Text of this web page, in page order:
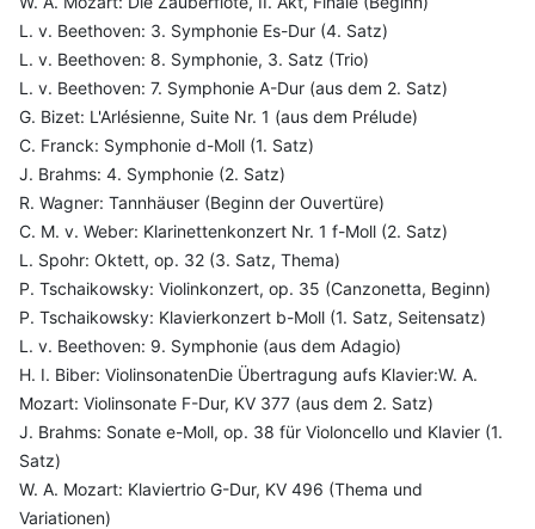
L. v. Beethoven: 3. Symphonie Es-Dur (4. Satz)
L. v. Beethoven: 8. Symphonie, 3. Satz (Trio)
L. v. Beethoven: 7. Symphonie A-Dur (aus dem 2. Satz)
G. Bizet: L'Arlésienne, Suite Nr. 1 (aus dem Prélude)
C. Franck: Symphonie d-Moll (1. Satz)
J. Brahms: 4. Symphonie (2. Satz)
R. Wagner: Tannhäuser (Beginn der Ouvertüre)
C. M. v. Weber: Klarinettenkonzert Nr. 1 f-Moll (2. Satz)
L. Spohr: Oktett, op. 32 (3. Satz, Thema)
P. Tschaikowsky: Violinkonzert, op. 35 (Canzonetta, Beginn)
P. Tschaikowsky: Klavierkonzert b-Moll (1. Satz, Seitensatz)
L. v. Beethoven: 9. Symphonie (aus dem Adagio)
H. I. Biber: ViolinsonatenDie Übertragung aufs Klavier:W. A.
Mozart: Violinsonate F-Dur, KV 377 (aus dem 2. Satz)
J. Brahms: Sonate e-Moll, op. 38 für Violoncello und Klavier (1.
Satz)
W. A. Mozart: Klaviertrio G-Dur, KV 496 (Thema und
Variationen)